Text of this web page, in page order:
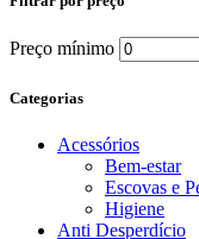
OUTRAS
Bebé
MAIS VENDIDOS
Preço mínimo
Categorias
Acessórios
Bem-estar
Escovas e
Higiene
Anti Desperdício